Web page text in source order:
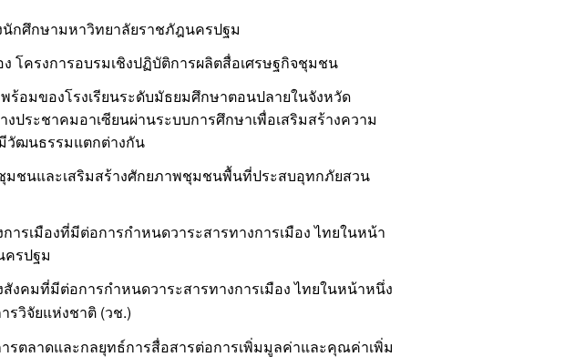
นักศึกษามหาวิทยาลัยราชภัฎนครปฐม
โครงการอบรมเชิงปฏิบัติการผลิตสื่อเศรษฐกิจชุมชน
ร้อมของโรงเรียนระดับมัธยมศึกษาตอนปลายในจังหวัด
ประชาคมอาเซียนผ่านระบบการศึกษาเพื่อเสริมสร้างความ
วัฒนธรรมแตกต่างกัน
มชนและเสริมสร้างศักยภาพชุมชนพื้นที่ประสบอุทกภัยสวน
ารเมืองที่มีต่อการกำหนดวาระสารทางการเมือง ไทยในหน้า
รปฐม
งคมที่มีต่อการกำหนดวาระสารทางการเมือง ไทยในหน้าหนึ่ง
วิจัยแห่งชาติ (วช.)
รตลาดและกลยุทธ์การสื่อสารต่อการเพิ่มมูลค่าและคุณค่าเพิ่ม